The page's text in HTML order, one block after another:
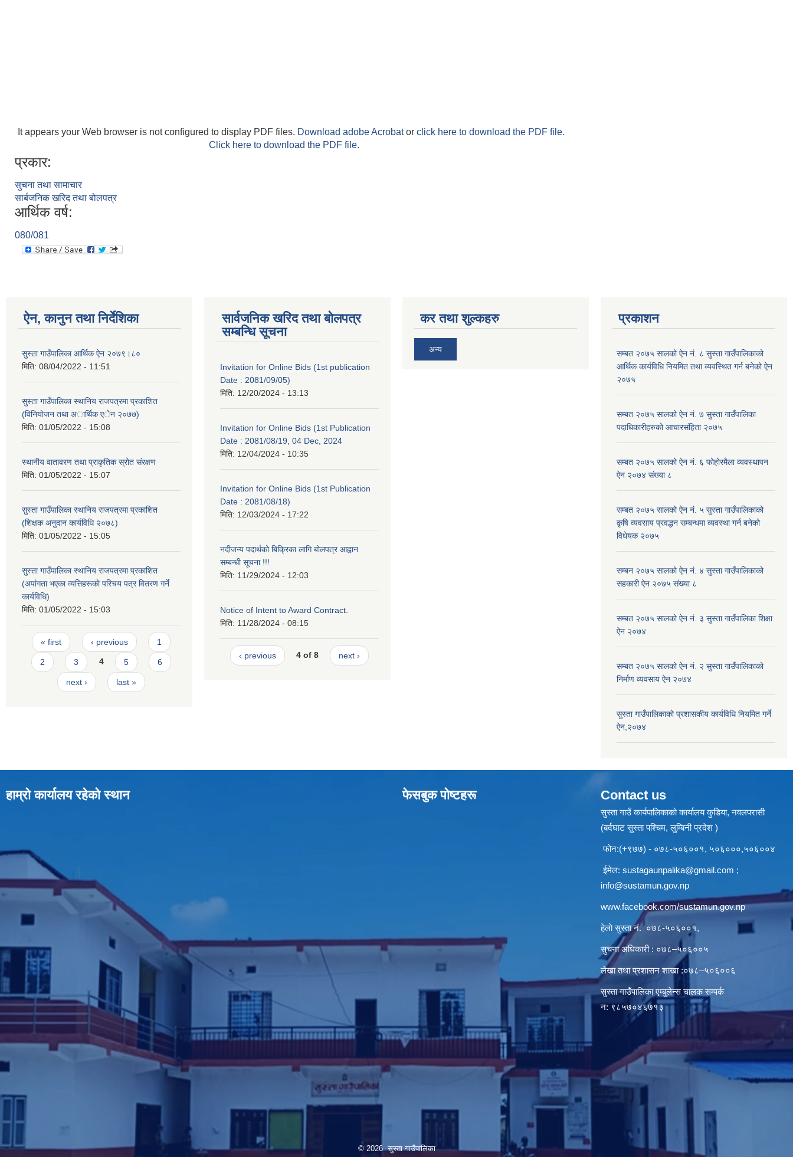
It appears your Web browser is not configured to display PDF files. Download adobe Acrobator click here to download the PDF file.
Click here to download the PDF file.
प्रकार:
सुचना तथा सामाचार
सार्बजनिक खरिद तथा बोलपत्र
आर्थिक वर्ष:
080/081
ऐन, कानुन तथा निर्देशिका
सुस्ता गाउँपालिका आर्थिक ऐन २०७९।८०
मिति: 08/04/2022 - 11:51
सुस्ता गाउँपालिका स्थानिय राजपत्रमा प्रकाशित
(विनियाेजन तथा अार्थिक एेन २०७७)
मिति: 01/05/2022 - 15:08
स्थानीय वातावरण तथा प्राकृतिक स्रोत संरक्षण
मिति: 01/05/2022 - 15:07
सुस्ता गाउँपालिका स्थानिय राजपत्रमा प्रकाशित
(शिक्षक अनुदान कार्यविधि २०७८)
मिति: 01/05/2022 - 15:05
सुस्ता गाउँपालिका स्थानिय राजपत्रमा प्रकाशित
(अपांगता भएका व्यत्तिहरूकाे परिचय पत्र वितरण गर्ने
कार्यविधि)
मिति: 01/05/2022 - 15:03
Pages
« first ‹ previous 1
2 3 4 5 6
next › last »
सार्वजनिक खरिद तथा बोलपत्र
सम्बन्धि सूचना
Invitation for Online Bids (1st publication
Date : 2081/09/05)
मिति: 12/20/2024 - 13:13
Invitation for Online Bids (1st Publication
Date : 2081/08/19, 04 Dec, 2024
मिति: 12/04/2024 - 10:35
Invitation for Online Bids (1st Publication
Date : 2081/08/18)
मिति: 12/03/2024 - 17:22
नदीजन्य पदार्थको बिक्रिका लागि बोलपत्र आह्वान
सम्बन्धी सूचना !!!
मिति: 11/29/2024 - 12:03
Notice of Intent to Award Contract.
मिति: 11/28/2024 - 08:15
‹ previous 4 of 8 next ›
कर तथा शुल्कहरु
अन्य
प्रकाशन
सम्बत २०७५ सालको ऐन नं. ८ सुस्ता गाउँपालिकाको
आर्थिक कार्यविधि नियमित तथा व्यवस्थित गर्न बनेको ऐन
२०७५
सम्बत २०७५ सालको ऐन नं. ७ सुस्ता गाउँपालिका
पदाधिकारीहरुको आचारसंहिता २०७५
सम्बत २०७५ सालको ऐन नं. ६ फोहोरमैला व्यवस्थापन
ऐन २०७४ संख्या ८
सम्बत २०७५ सालको ऐन नं. ५ सुस्ता गाउँपालिकाको
कृषि व्यवसाय प्रवद्धन सम्बन्धमा व्यवस्था गर्न बनेको
विधेयक २०७५
सम्बन २०७५ सालको ऐन नं. ४ सुस्ता गाउँपालिकाको
सहकारी ऐन २०७५ संख्या ८
सम्बत २०७५ सालको ऐन नं. ३ सुस्ता गाउँपालिका शिक्षा
ऐन २०७४
सम्बत २०७५ सालको ऐन नं. २ सुस्ता गाउँपालिकाको
निर्माण व्यवसाय ऐन २०७४
सुस्ता गाउँपालिकाको प्रशासकीय कार्यविधि नियमित गर्ने
ऐन,२०७४
हाम्रो कार्यालय रहेको स्थान फेसबुक पाेष्टहरू Contact us
सुस्ता गाउँ कार्यपालिकाकाे कार्यालय कुडिया, नवलपरासी
(बर्दघाट सुस्ता पश्चिम, लुम्बिनी प्रदेश )
फोन:(+९७७) - ०७८-५०६००१, ५०६०००,५०६००४
ईमेल: sustagaunpalika@gmail.com ;
info@sustamun.gov.np
www.facebook.com/sustamun.gov.np
हेलाे सुस्ता नं.०७८-५०६००१,
सुचना अधिकारी : ०७८–५०६००५
लेखा तथा प्रशासन शाखा :०७८–५०६००६
सुस्ता गाउँपालिका एम्बुलेन्स चालक सम्पर्क
न‌‍: ९८५७०४६७१३
© 2026 सुस्ता गाउँपालिका